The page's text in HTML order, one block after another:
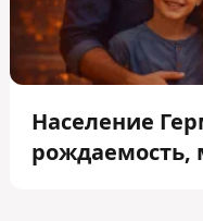
Население
рождаемость,